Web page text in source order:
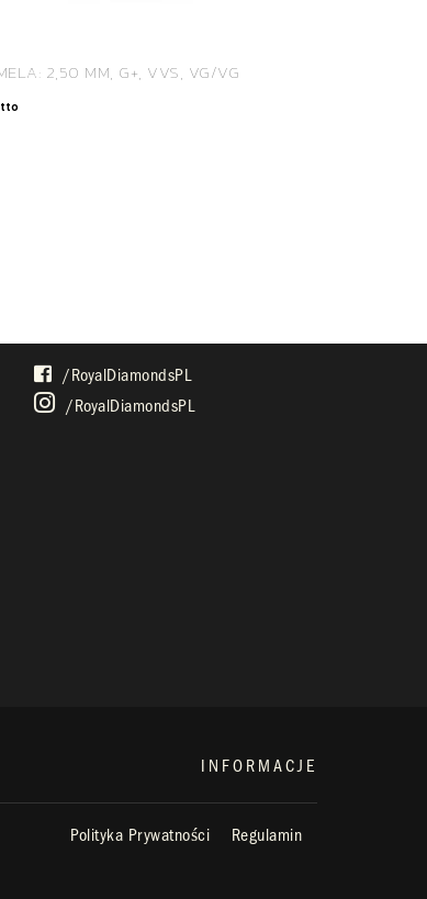
2,50 MM, G+, VVS, VG/VG
/royalDiamondsPL
/royalDiamondsPL
INFORMACJE
Polityka Prywatności Regulamin